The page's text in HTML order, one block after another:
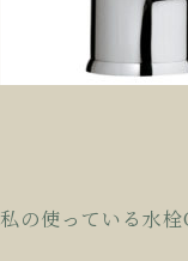
私の使っている水